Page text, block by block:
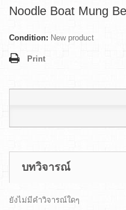
Noodle Boat Mung
Condition: New product
Print
บทวิจารณ์
ยังไม่มีคำวิจารณ์ใดๆ